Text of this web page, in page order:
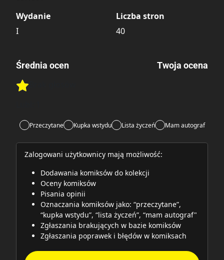
Wydanie
I
Liczba stron
40
Średnia ocen
Rate this item:
Twoja ocena
Przeczytane Kupka wstydu Lista życzeń Mam autograf
Zalogowani użytkownicy mają możliwość:
Dodawania komiksów do kolekcji
Oceny komiksów
Pisania opinii
Oznaczania komiksów jako: “przeczytane”,
“kupka wstydu”, “lista życzeń”, “mam autograf"
Zgłaszania brakujących w bazie komiksów
Zgłaszania poprawek i błędów w komiksach